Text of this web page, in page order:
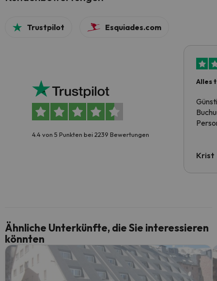
Trustpilot Esquiades.com
4.4 von 5 Punkten bei 2239 Bewertungen
Alles
Krist
Ähnliche Unterkünfte, die Sie interessieren
könnten